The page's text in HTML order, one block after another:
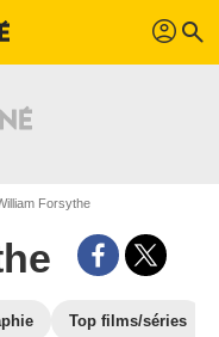
profil search
Forsythe
Top films/séries